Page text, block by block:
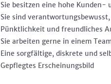
Sie besitzen eine hohe Kunden-
Sie sind
Pünktlichkeit und freundliches
Sie arbeiten gerne in einem
Eine sorgfältige, diskrete und
Gepflegtes Erscheinungsbild